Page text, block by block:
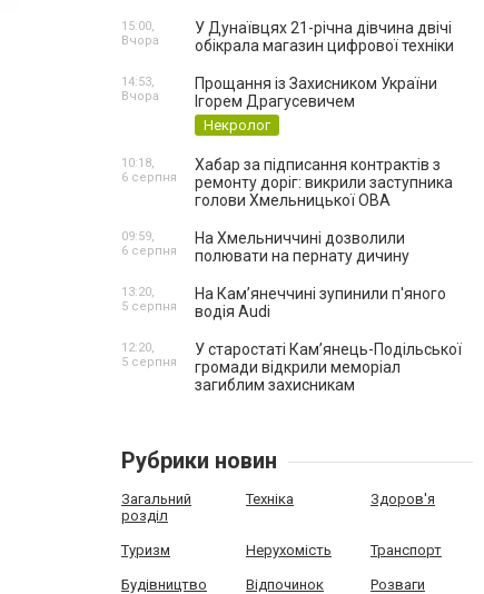
У Дунаївцях 21-річна дівчина двічі
обікрала магазин цифрової техніки
15:00,
Вчора
Прощання із Захисником України
Ігорем Драгусевичем
Некролог
14:53,
Вчора
Хабар за підписання контрактів з
ремонту доріг: викрили заступника
голови Хмельницької ОВА
10:18,
6 серпня
На Хмельниччині дозволили
полювати на пернату дичину
09:59,
6 серпня
На Камʼянеччині зупинили п'яного
водія Audi
13:20,
5 серпня
У старостаті Кам’янець-Подільської
громади відкрили меморіал
загиблим захисникам
12:20,
5 серпня
Рубрики новин
Загальний
розділ
Техніка Здоров'я
Туризм Нерухомість Транспорт
Будівництво Відпочинок Розваги